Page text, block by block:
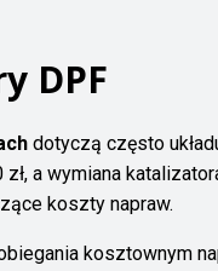
DPF
dotyczą często
a wymiana
koszty napraw.
kosztownym